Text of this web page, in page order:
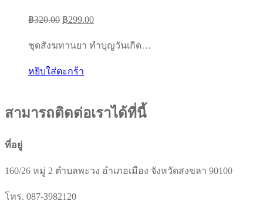
฿320.00 Original
was:
฿320.00.
฿299.00Current
is:
ชุดสังฆทานยา ทำบุญวันเกิด…
หยิบใส่ตะกร้า
สามารถติดต่อเราได้ที่นี้
ที่อยู่
160/26 หมู่ 2 ตำบลพะวง อำเภอเมือง จังหวัดสงขลา 90100
โทร. 087-3982120